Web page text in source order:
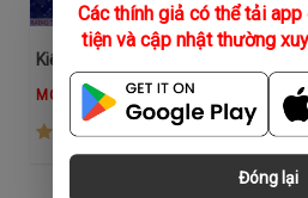
Các thính giả có thể tải
tiện và cập nhật thường
Đóng lại
MC Tuấn Anh